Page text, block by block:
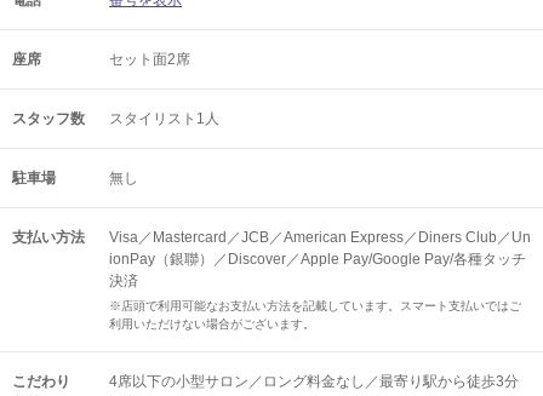
座席 セット面2席
スタッフ数 スタイリスト1人
駐車場 無し
支払い方法
Visa／Mastercard／JCB／American Express／Diners Club／Un
ionPay（銀聯）／Discover／Apple Pay/Google Pay/各種タッチ
決済
※店頭で利用可能なお支払い方法を記載しています。スマート支払いではご
利用いただけない場合がございます。
こだわり
4席以下の小型サロン／ロング料金なし／最寄り駅から徒歩3分